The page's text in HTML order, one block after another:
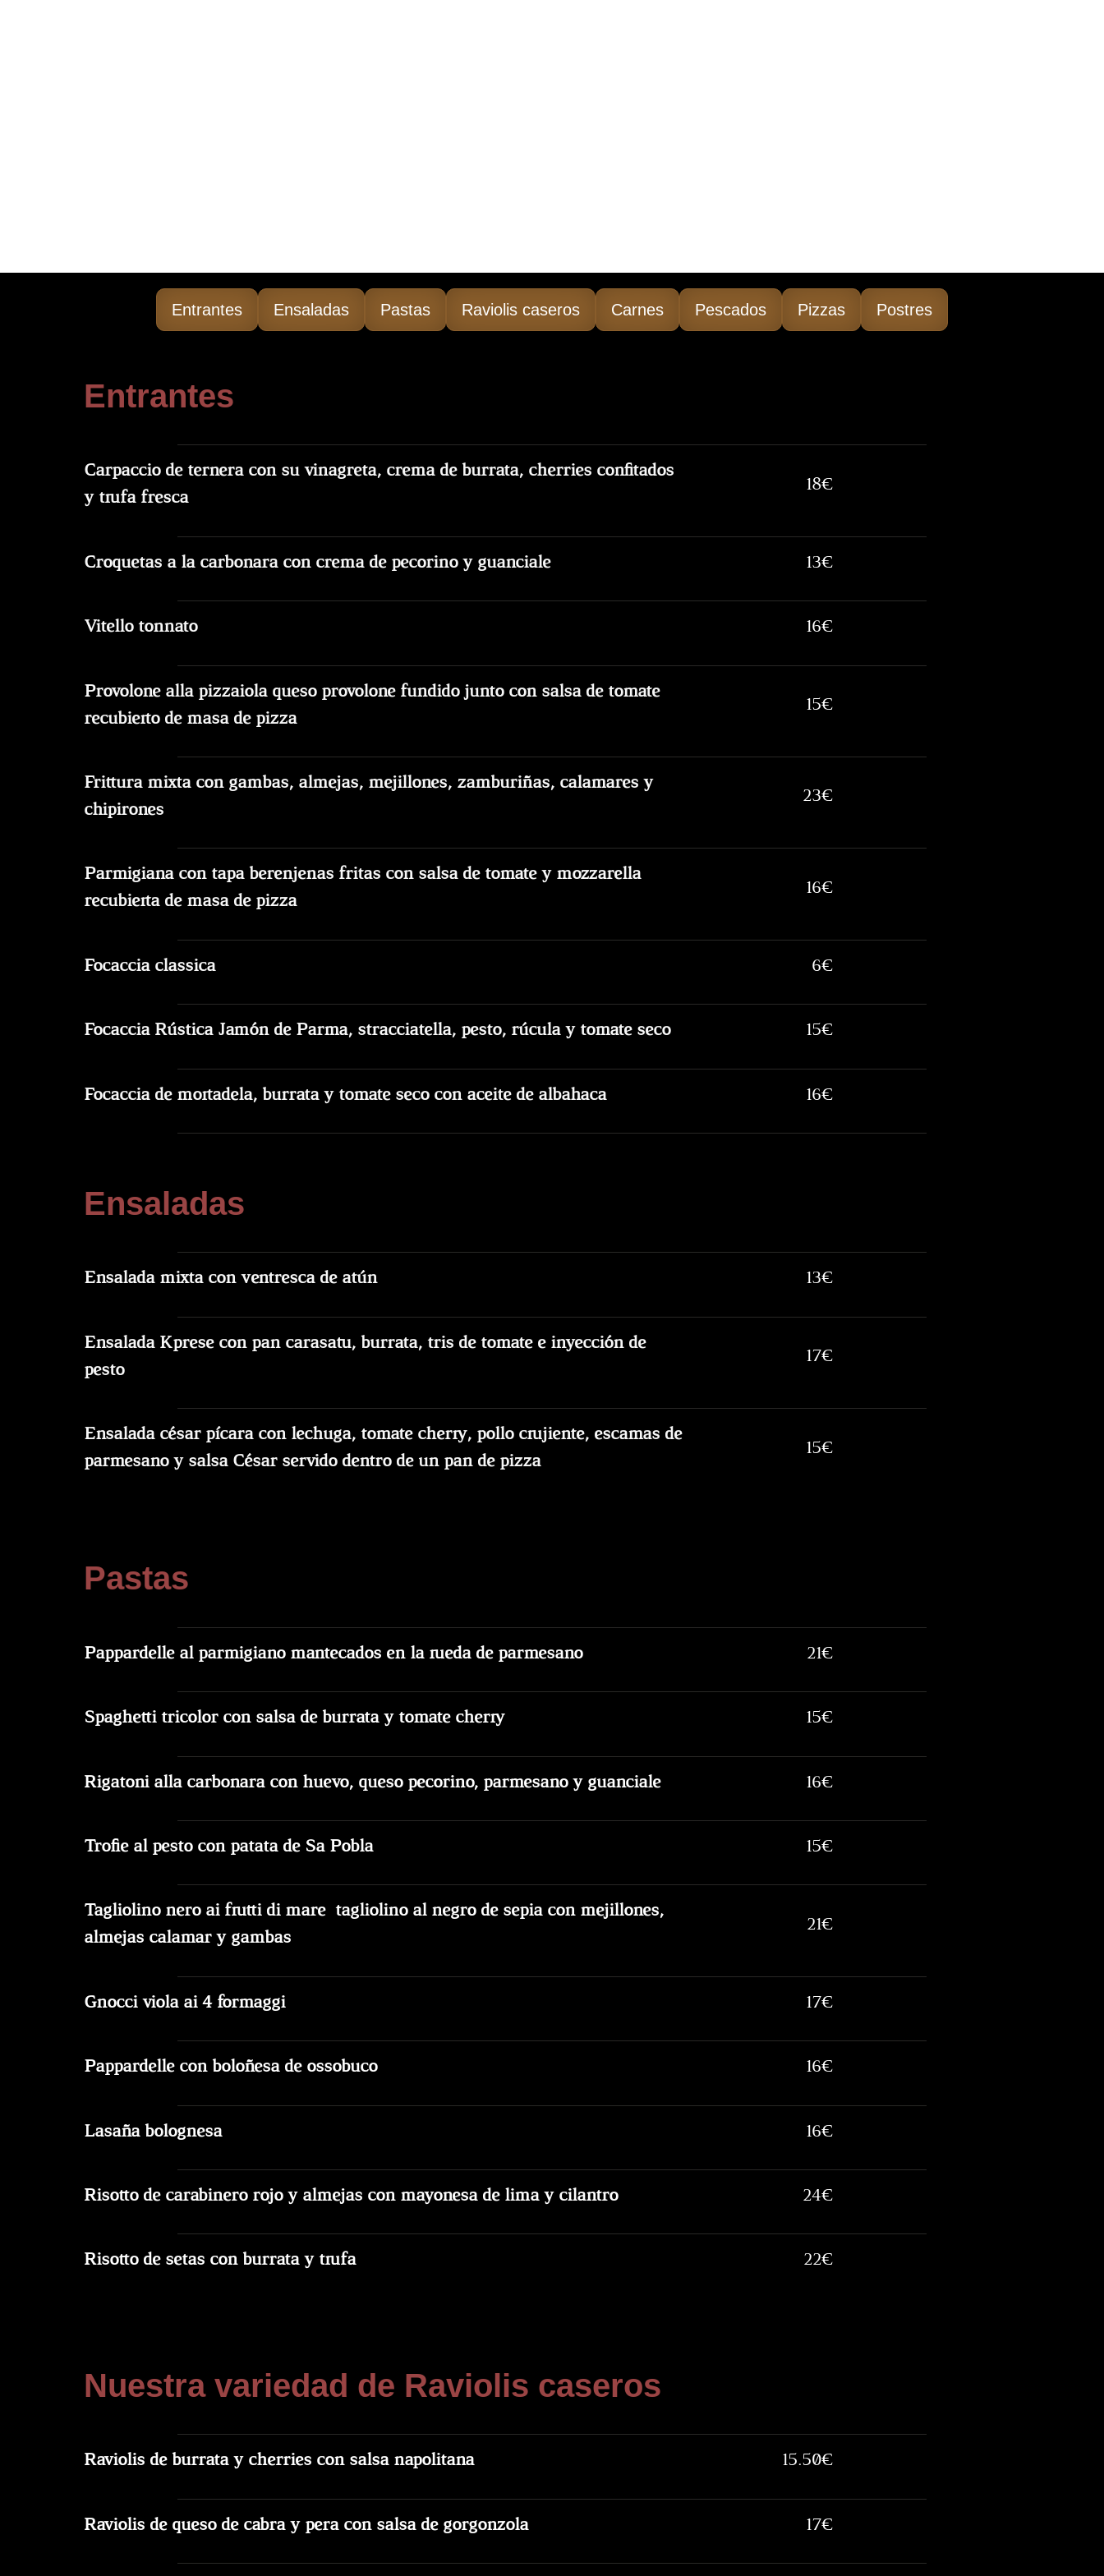
Entrantes Ensaladas Pastas Raviolis caseros Carnes Pescados Pizzas Postres
Entrantes
Carpaccio de ternera con su vinagreta, crema de burrata, cherries confitados
y trufa fresca
18€
Croquetas a la carbonara con crema de pecorino y guanciale 13€
Vitello tonnato 16€
Provolone alla pizzaiola queso provolone fundido junto con salsa de tomate
recubierto de masa de pizza
15€
Frittura mixta con gambas, almejas, mejillones, zamburiñas, calamares y
chipirones
23€
Parmigiana con tapa berenjenas fritas con salsa de tomate y mozzarella
recubierta de masa de pizza
16€
Focaccia classica 6€
Focaccia Rústica Jamón de Parma, stracciatella, pesto, rúcula y tomate seco 15€
Focaccia de mortadela, burrata y tomate seco con aceite de albahaca 16€
Ensaladas
Ensalada mixta con ventresca de atún 13€
Ensalada Kpresecon pan carasatu, burrata, tris de tomate e inyección de
pesto
17€
Ensalada césar pícara con lechuga, tomate cherry, pollo crujiente, escamas de
parmesano y salsa César servido dentro de un pan de pizza
15€
Pastas
Pappardelle al parmigianomantecados en la rueda de parmesano 21€
Spaghetti tricolor con salsa de burrata y tomate cherry 15€
Rigatoni alla carbonara con huevo, queso pecorino, parmesano y guanciale 16€
Trofie al pesto con patata de Sa Pobla 15€
Tagliolino nero ai frutti di mare tagliolino al negro de sepia con mejillones,
almejas calamar y gambas
21€
Gnocci viola ai 4 formaggi 17€
Pappardelle con boloñesa de ossobuco 16€
Lasaña bolognesa 16€
Risotto de carabinero rojo y almejas con mayonesa de lima y cilantro 24€
Risotto de setas con burrata y trufa 22€
Nuestra variedad de Raviolis caseros
Raviolis de burrata y cherries con salsa napolitana 15.50€
Raviolis de queso de cabra y pera con salsa de gorgonzola 17€